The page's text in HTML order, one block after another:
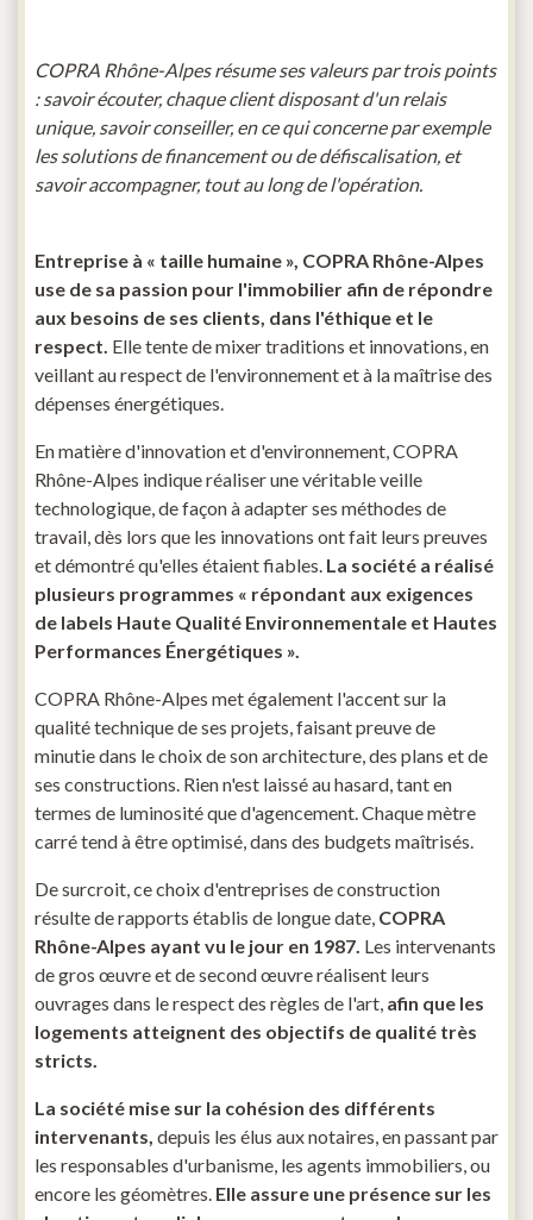
COPRA Rhône-Alpes résume ses valeurs par trois points
: savoir écouter, chaque client disposant d'un relais
unique, savoir conseiller, en ce qui concerne par exemple
les solutions de financement ou de défiscalisation, et
savoir accompagner, tout au long de l'opération.
Entreprise à « taille humaine », COPRA Rhône-Alpes
use de sa passion pour l'immobilier afin de répondre
aux besoins de ses clients, dans l'éthique et le
respect. Elle tente de mixer traditions et innovations, en
veillant au respect de l'environnement et à la maîtrise des
dépenses énergétiques.
En matière d'innovation et d'environnement, COPRA
Rhône-Alpes indique réaliser une véritable veille
technologique, de façon à adapter ses méthodes de
travail, dès lors que les innovations ont fait leurs preuves
et démontré qu'elles étaient fiables. La société a réalisé
plusieurs programmes « répondant aux exigences
de labels Haute Qualité Environnementale et Hautes
Performances Énergétiques ».
COPRA Rhône-Alpes met également l'accent sur la
qualité technique de ses projets, faisant preuve de
minutie dans le choix de son architecture, des plans et de
ses constructions. Rien n'est laissé au hasard, tant en
termes de luminosité que d'agencement. Chaque mètre
carré tend à être optimisé, dans des budgets maîtrisés.
De surcroit, ce choix d'entreprises de construction
résulte de rapports établis de longue date, COPRA
Rhône-Alpes ayant vu le jour en 1987. Les intervenants
de gros œuvre et de second œuvre réalisent leurs
ouvrages dans le respect des règles de l'art, afin que les
logements atteignent des objectifs de qualité très
stricts.
La société mise sur la cohésion des différents
intervenants, depuis les élus aux notaires, en passant par
les responsables d'urbanisme, les agents immobiliers, ou
encore les géomètres. Elle assure une présence sur les